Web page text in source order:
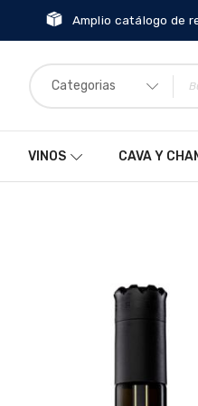
Amplio catálogo de
Categorias
VINOS CAVA Y